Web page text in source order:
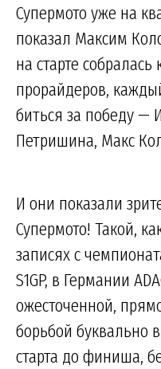
Супермото уже на
показал Максим
на старте
прорайдеров,
биться за победу —
Петришина, Макс
И они показали
Супермото! Такой,
записях с
S1GP, в Германии
ожесточенной,
борьбой буквально
старта до финиша,